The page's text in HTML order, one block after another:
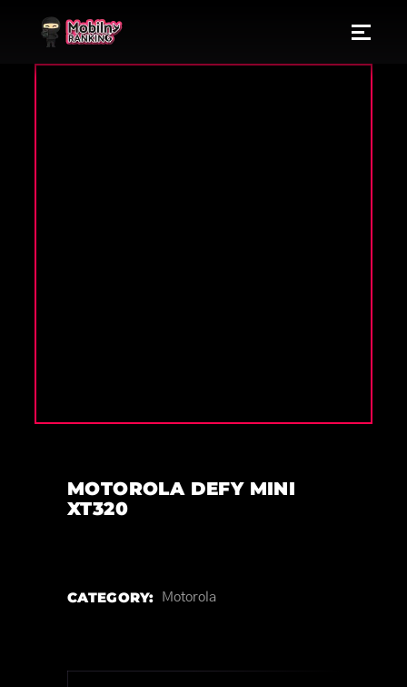
MOTOROLA DEFY MINI
XT320
CATEGORY: Motorola